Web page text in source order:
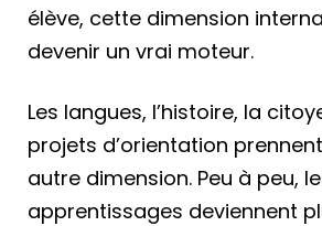
élève, cette dimension
devenir un vrai moteur.
Les langues, l’histoire, la
projets d’orientation
autre dimension. Peu à peu,
apprentissages deviennent